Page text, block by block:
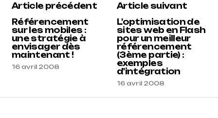
Article précédent
Référencement
sur les mobiles :
une stratégie à
envisager dès
maintenant !
16 avril 2008
Article suivant
L'optimisation de
sites web en Flash
pour un meilleur
référencement
(3ème partie) :
exemples
d'intégration
16 avril 2008